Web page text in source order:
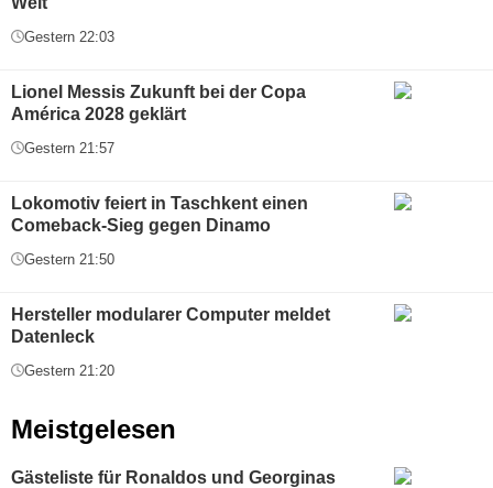
Gestern 22:03
Lionel Messis Zukunft bei der Copa
América 2028 geklärt
Gestern 21:57
Lokomotiv feiert in Taschkent einen
Comeback-Sieg gegen Dinamo
Gestern 21:50
Hersteller modularer Computer meldet
Datenleck
Gestern 21:20
Meistgelesen
Gästeliste für Ronaldos und Georginas